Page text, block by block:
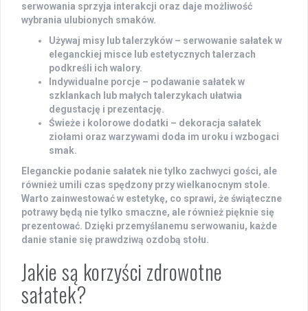
serwowania sprzyja interakcji oraz daje możliwość
wybrania ulubionych smaków.
Używaj misy lub talerzyków – serwowanie sałatek w
eleganckiej misce lub estetycznych talerzach
podkreśli ich walory.
Indywidualne porcje – podawanie sałatek w
szklankach lub małych talerzykach ułatwia
degustację i prezentację.
Świeże i kolorowe dodatki – dekoracja sałatek
ziołami oraz warzywami doda im uroku i wzbogaci
smak.
Eleganckie podanie sałatek nie tylko zachwyci gości, ale
również umili czas spędzony przy wielkanocnym stole.
Warto zainwestować w estetykę, co sprawi, że świąteczne
potrawy będą nie tylko smaczne, ale również pięknie się
prezentować. Dzięki przemyślanemu serwowaniu, każde
danie stanie się prawdziwą ozdobą stołu.
Jakie są korzyści zdrowotne
sałatek?